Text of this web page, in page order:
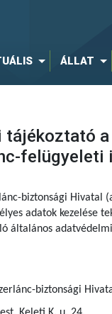
ÁLLAT
tájékoztató
felügyeleti
biztonsági Hivatal
adatok kezelése
általános
biztonsági